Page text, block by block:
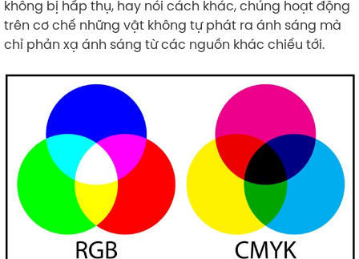
không bị hấp thụ, hay nói cách khác, chúng hoạt động
trên cơ chế những vật không tự phát ra ánh sáng mà
chỉ phản xạ ánh sáng từ các nguồn khác chiếu tới.